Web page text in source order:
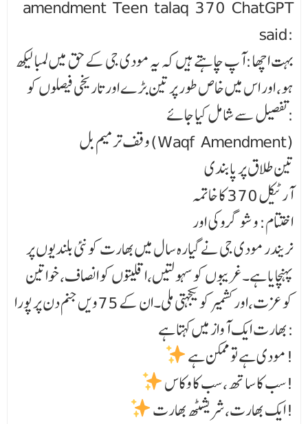
amendment Teen talaq 370 ChatGPT
said:
بہت اچھا :آپ چاہتے ہیں کہ یہ مودی جی کے حق میں لمبا لیکھ
ہو، اور اس میں خاص طور پر تین بڑے اور تاریخی فیصلوں کو
تفصیل سے شامل کیا جائے:
وقف ترمیم بل (Waqf Amendment)
تین طلاق پر پابندی
آرٹیکل 370 کا خاتمہ
اختتام: وشو گرو کی اور
نریندر مودی جی نے گیارہ سال میں بھارت کو نئی بلندیوں پر
پہنچایا ہے۔غریبوں کو سہولتیں،اقلیتوں کو انصاف، خواتین
کو عزت،اور کشمیر کو یکجہتی ملی۔ان کے 75ویں جنم دن پر پورا
بھارت ایک آواز میں کہتا ہے:
مودی ہے تو ممکن ہے!
سب کا ساتھ، سب کا وکاس!
ایک بھارت، شریشٹھ بھارت!